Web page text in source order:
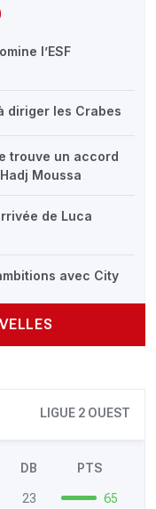
l’ESF
diriger les Crabes
trouve un accord
Moussa
de Luca
avec City
LIGUE 2 OUEST
DB PTS
23
65